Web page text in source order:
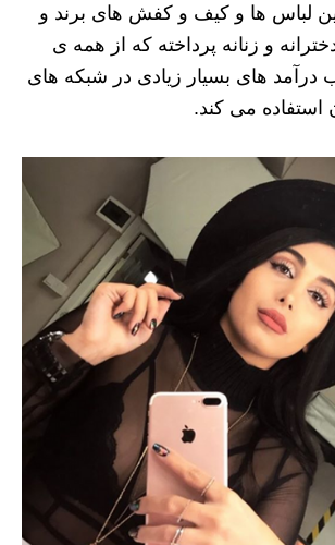
لباس ها و کیف و کفش های برند و
و زنانه پرداخته که از همه ی
درآمد های بسیار زیادی در شبکه های
استفاده می کند.